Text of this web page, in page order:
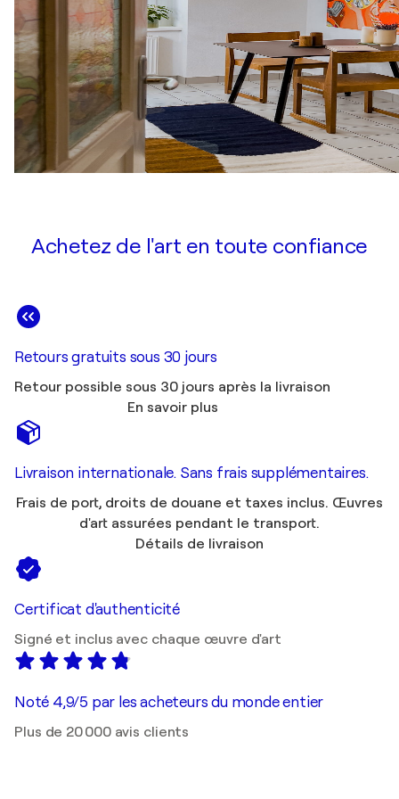
Achetez de l'art en toute confiance
Retours gratuits sous 30 jours
Retour possible sous 30 jours après la livraison
En savoir plus
Livraison internationale. Sans frais supplémentaires.
Frais de port, droits de douane et taxes inclus. Œuvres
d'art assurées pendant le transport.
Détails de livraison
Certificat d'authenticité
Signé et inclus avec chaque œuvre d'art
Noté 4,9/5 par les acheteurs du monde entier
Plus de 20 000 avis clients